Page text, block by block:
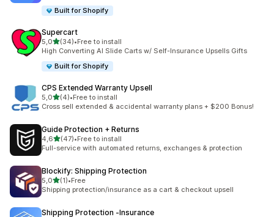
Built for Shopify
Supercart
5,0z 5 hvězd
(34)
Celkový počet recenzí: 34
•Free to install
High Converting AI Slide Carts w/ Self-Insurance Upsells Gifts
Built for Shopify
CPS Extended Warranty Upsell
5,0z 5 hvězd
(4)
Celkový počet recenzí: 4
•Free to install
Cross sell extended & accidental warranty plans + $200 Bonus!
Guide Protection + Returns
4,6z 5 hvězd
(47)
Celkový počet recenzí: 47
•Free to install
Full-service with automated returns, exchanges & protection
Blockify: Shipping Protection
5,0z 5 hvězd
(1)
Celkový počet recenzí: 1
•Free
Shipping protection/insurance as a cart & checkout upsell
Shipping Protection ‑Insurance